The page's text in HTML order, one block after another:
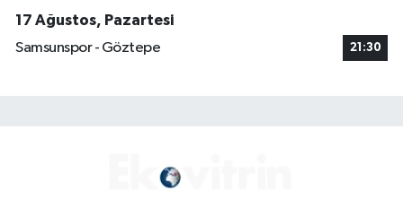
17 Ağustos, Pazartesi
Samsunspor - Göztepe
21:30